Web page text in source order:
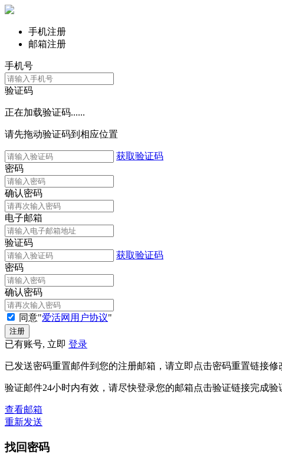
手机注册
邮箱注册
手机号
验证码
正在加载验证码......
请先拖动验证码到相应位置
获取验证码
密码
确认密码
电子邮箱
验证码
获取验证码
密码
确认密码
同意"爱活网用户协议"
已有账号, 立即 登录
已发送密码重置邮件到您的注册邮箱，请立即点击密码重置链接修
验证邮件24小时内有效，请尽快登录您的邮箱点击验证链接完成
查看邮箱
重新发送
找回密码